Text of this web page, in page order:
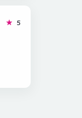
5hviezdičiek